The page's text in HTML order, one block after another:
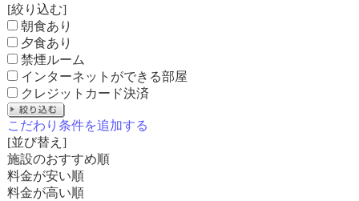
[絞り込む]
朝食あり
夕食あり
禁煙ルーム
インターネットができる部屋
クレジットカード決済
こだわり条件を追加する
[並び替え]
施設のおすすめ順
料金が安い順
料金が高い順